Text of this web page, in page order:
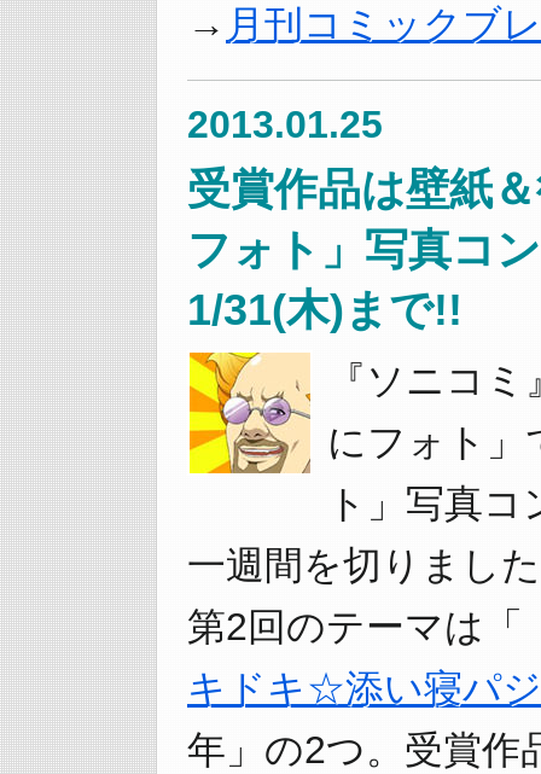
月刊コミックブ
2013.01.25
受賞作品は壁紙
フォト」写真コ
1/31(木)まで!!
『ソニコ
にフォト」
ト」写真
一週間を切りまし
第2回のテーマは「
キドキ☆添い寝パ
年」の2つ。受賞作